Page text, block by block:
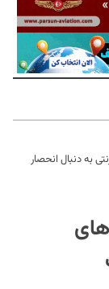
به دنبال انحصار